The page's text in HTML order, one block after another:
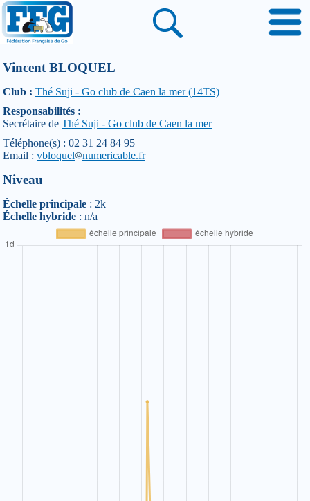
Vincent BLOQUEL
Club : Thé Suji - Go club de Caen la mer (14TS)
Responsabilités :
Secrétaire de Thé Suji - Go club de Caen la mer
Téléphone(s) : 02 31 24 84 95
Email : vbloquel numericable.fr
Niveau
Échelle principale : 2k
Échelle hybride : n/a